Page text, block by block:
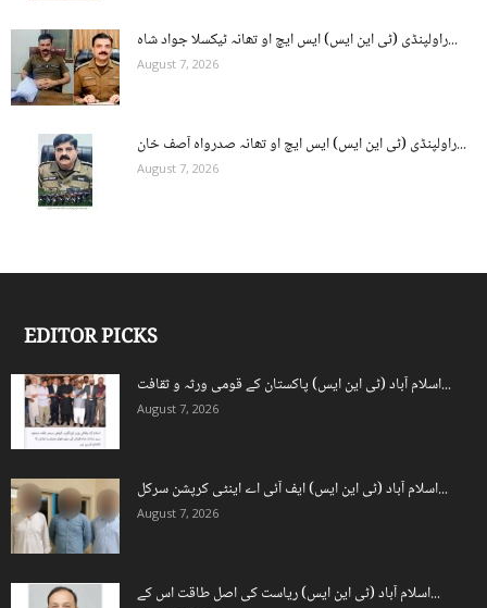
راولپنڈی (ٹی این ایس) ایس ایچ او تھانہ ٹیکسلا جواد شاہ...
August 7, 2026
راولپنڈی (ٹی این ایس) ایس ایچ او تھانہ صدرواہ آصف خان...
August 7, 2026
EDITOR PICKS
اسلام آباد (ٹی این ایس) پاکستان کے قومی ورثہ و ثقافت...
August 7, 2026
اسلام آباد (ٹی این ایس) ایف آئی اے اینٹی کرپشن سرکل...
August 7, 2026
اسلام آباد (ٹی این ایس) ریاست کی اصل طاقت اس کے...